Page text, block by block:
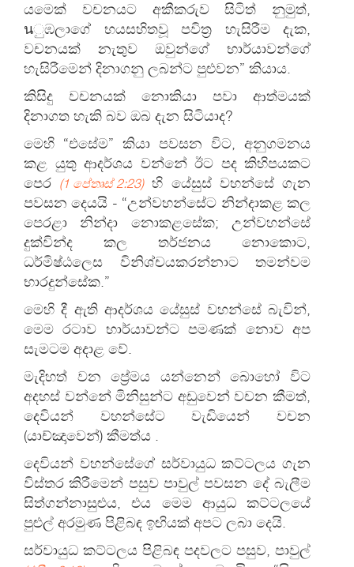
යමෙක් වචනයට අකීකරුව සිටිත් නුමුත්,
นුඹලාගේ භයසහිතවූ පවිත්‍ර හැසිරීම දැක,
වචනයක් නැතුව ඔවුන්ගේ භාර්යාවන්ගේ
හැසිරීමෙන් දිනාගනු ලබන්ට පුළුවන” කියාය.
කිසිදු වචනයක් නොකියා පවා ආත්මයක්
දිනාගත හැකි බව ඔබ දැන සිටියාද?
මෙහි “එසේම” කියා පවසන විට, අනුගමනය
කළ යුතු ආදර්ශය වන්නේ ඊට පද කිහිපයකට
පෙර (1 පේතෘස් 2:23)හි යේසුස් වහන්සේ ගැන
පවසන දෙයයි - “උන්වහන්සේට නින්දාකළ කල
පෙරළා නින්දා නොකළසේක; උන්වහන්සේ
දුක්වින්ද කල තර්ජනය නොකොට,
ධර්මිෂ්ඨලෙස විනිශ්චයකරන්නාට තමන්වම
භාරදුන්සේක.”
මෙහි දී ඇති ආදර්ශය යේසුස් වහන්සේ බැවින්,
මෙම රටාව භාර්යාවන්ට පමණක් නොව අප
සැමටම අදාළ වේ.
මැදිහත් වන ප්‍රේමය යන්නෙන් බොහෝ විට
අදහස් වන්නේ මිනිසුන්ට අඩුවෙන් වචන කීමත්,
දෙවියන් වහන්සේට වැඩියෙන් වචන
(යාච්ඤාවෙන්) කීමත්ය .
දෙවියන් වහන්සේගේ සර්වායුධ කට්ටලය ගැන
විස්තර කිරීමෙන් පසුව පාවුල් පවසන දේ බැලීම
සිත්ගන්නාසුළුය, එය මෙම ආයුධ කට්ටලයේ
පුළුල් අරමුණ පිළිබඳ ඉඟියක් අපට ලබා දෙයි.
සර්වායුධ කට්ටලය පිළිබඳ පදවලට පසුව, පාවුල්